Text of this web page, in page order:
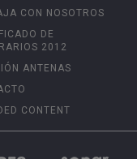
CON NOSOTROS
DE
2012
ANTENAS
CONTENT